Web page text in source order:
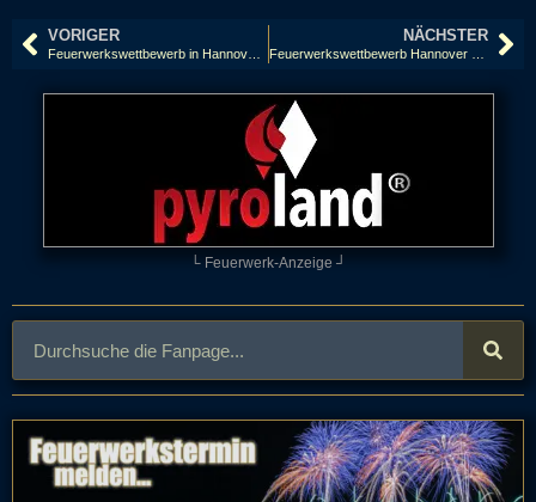
VORIGER
Feuerwerkswettbewerb in Hannover 2009: Türkei, Galaxy Havaifisek
NÄCHSTER
Feuerwerkswettbewerb Hannover 2010: Schweden, Göteborgs FyrverkeriFabrik
└ Feuerwerk-Anzeige ┘